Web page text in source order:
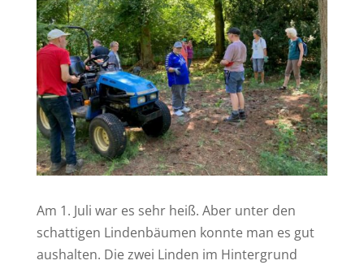
Am 1. Juli war es sehr heiß. Aber unter den
schattigen Lindenbäumen konnte man es gut
aushalten. Die zwei Linden im Hintergrund